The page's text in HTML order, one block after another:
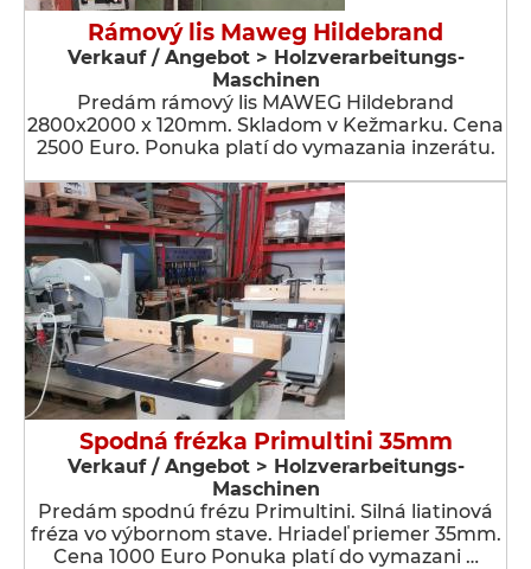
Rámový lis Maweg Hildebrand
Verkauf / Angebot > Holzverarbeitungs-
Maschinen
Predám rámový lis MAWEG Hildebrand
2800x2000 x 120mm. Skladom v Kežmarku. Cena
2500 Euro. Ponuka platí do vymazania inzerátu.
Spodná frézka Primultini 35mm
Verkauf / Angebot > Holzverarbeitungs-
Maschinen
Predám spodnú frézu Primultini. Silná liatinová
fréza vo výbornom stave. Hriadeľ priemer 35mm.
Cena 1000 Euro Ponuka platí do vymazani …